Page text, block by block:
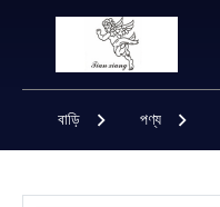
বাড়ি পণ্য